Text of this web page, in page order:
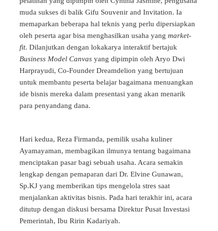
muda sukses di balik Gifu Souvenir and Invitation. Ia
memaparkan beberapa hal teknis yang perlu dipersiapkan
oleh peserta agar bisa menghasilkan usaha yang market-
fit. Dilanjutkan dengan lokakarya interaktif bertajuk
Business Model Canvas yang dipimpin oleh Aryo Dwi
Harprayudi, Co-Founder Dreamdelion yang bertujuan
untuk membantu peserta belajar bagaimana menuangkan
ide bisnis mereka dalam presentasi yang akan menarik
para penyandang dana.
Hari kedua, Reza Firmanda, pemilik usaha kuliner
Ayamayaman, membagikan ilmunya tentang bagaimana
menciptakan pasar bagi sebuah usaha. Acara semakin
lengkap dengan pemaparan dari Dr. Elvine Gunawan,
Sp.KJ yang memberikan tips mengelola stres saat
menjalankan aktivitas bisnis. Pada hari terakhir ini, acara
ditutup dengan diskusi bersama Direktur Pusat Investasi
Pemerintah, Ibu Ririn Kadariyah.